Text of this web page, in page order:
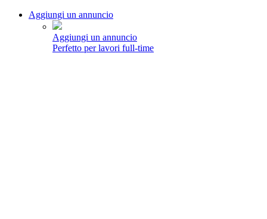
Aggiungi un annuncio
Aggiungi un annuncio
Perfetto per lavori full-time